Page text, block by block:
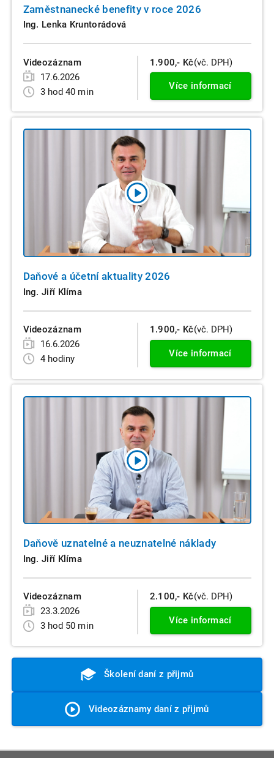
Zaměstnanecké benefity v roce 2026
Ing. Lenka Kruntorádová
Videozáznam
17.6.2026
3 hod 40 min
1.900,- Kč(vč. DPH)
Více informací
Daňové a účetní aktuality 2026
Ing. Jiří Klíma
Videozáznam
16.6.2026
4 hodiny
1.900,- Kč(vč. DPH)
Více informací
Daňově uznatelné a neuznatelné náklady
Ing. Jiří Klíma
Videozáznam
23.3.2026
3 hod 50 min
2.100,- Kč(vč. DPH)
Více informací
Školení daní z přijmů
Videozáznamy daní z přijmů